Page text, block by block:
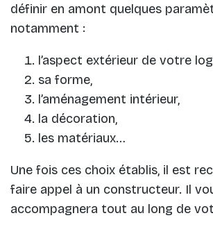
définir en amont quelques
notamment :
l’aspect extérieur de votre
sa forme,
l’aménagement intérieur,
la décoration,
les matériaux…
Une fois ces choix établis, il est
faire appel à un constructeur. Il
accompagnera tout au long de